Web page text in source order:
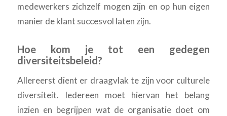
medewerkers zichzelf mogen zijn en op hun eigen
manier de klant succesvol laten zijn.
Hoe kom je tot een gedegen
diversiteitsbeleid?
Allereerst dient er draagvlak te zijn voor culturele
diversiteit. Iedereen moet hiervan het belang
inzien en begrijpen wat de organisatie doet om